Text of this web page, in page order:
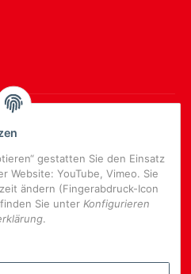
Ihrer
Datenschutzerklärung
Informationen zu Ihrem
NEWSLETTER
gestatten Sie den Einsatz
Website: YouTube, Vimeo. Sie
ändern (Fingerabdruck-Icon
Sie unter Konfigurieren
.